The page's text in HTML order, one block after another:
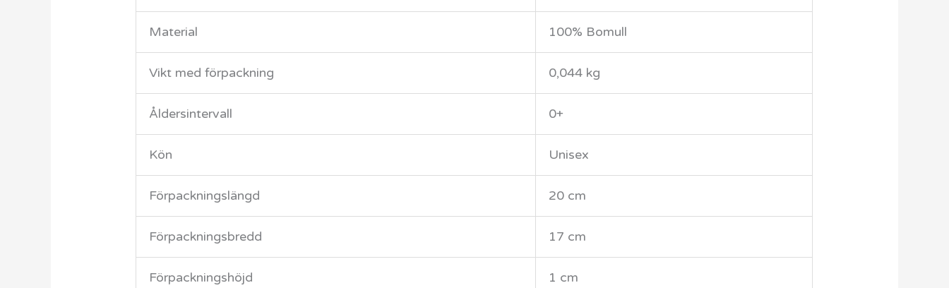
Material 100% Bomull
Vikt med förpackning 0,044 kg
Åldersintervall 0+
Kön Unisex
Förpackningslängd 20 cm
Förpackningsbredd 17 cm
Förpackningshöjd 1 cm